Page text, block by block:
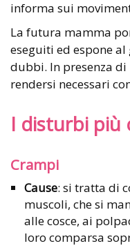
informa sui
La futura mamma
eseguiti ed espone
dubbi. In presenza
rendersi necessari
I disturbi più
Crampi
Cause: si tratta di
muscoli, che si
alle cosce, ai
loro comparsa